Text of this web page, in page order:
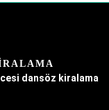
dansöz kiralama